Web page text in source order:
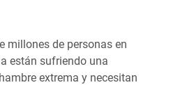
millones de personas en
están sufriendo una
extrema y necesitan